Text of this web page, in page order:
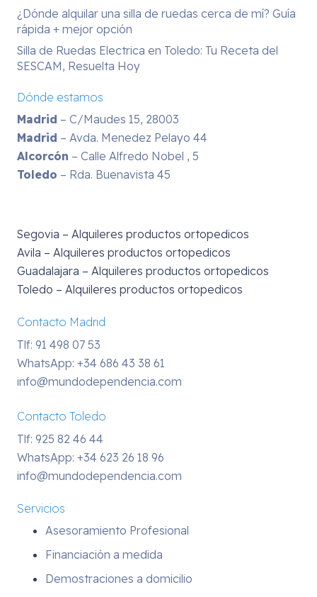
¿Dónde alquilar una silla de ruedas cerca de mí? Guía
rápida + mejor opción
Silla de Ruedas Electrica en Toledo: Tu Receta del
SESCAM, Resuelta Hoy
Dónde estamos
Madrid – C/Maudes 15, 28003
Madrid – Avda. Menedez Pelayo 44
Alcorcón – Calle Alfredo Nobel , 5
Toledo – Rda. Buenavista 45
Segovia – Alquileres productos ortopedicos
Avila – Alquileres productos ortopedicos
Guadalajara – Alquileres productos ortopedicos
Toledo – Alquileres productos ortopedicos
Contacto Madrid
Tlf: 91 498 07 53
WhatsApp: +34 686 43 38 61
info@mundodependencia.com
Contacto Toledo
Tlf: 925 82 46 44
WhatsApp: +34 623 26 18 96
info@mundodependencia.com
Servicios
Asesoramiento Profesional
Financiación a medida
Demostraciones a domicilio